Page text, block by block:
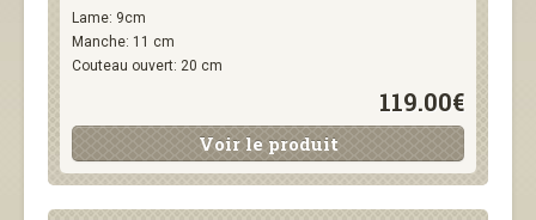
Lame: 9cm
Manche: 11 cm
Couteau ouvert: 20 cm
119.00€
Voir le produit